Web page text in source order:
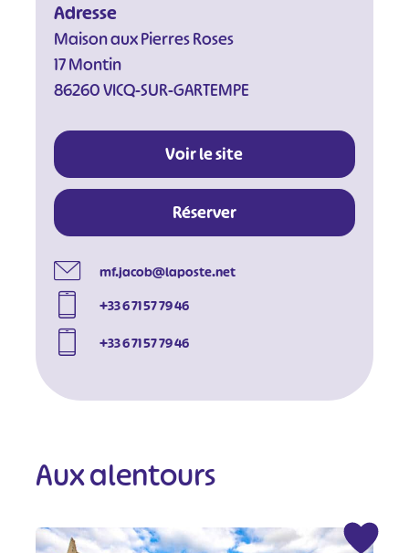
Adresse
Maison aux Pierres Roses
17 Montin
86260 VICQ-SUR-GARTEMPE
Voir le site
Réserver
mf.jacob@laposte.net
+33 6 71 57 79 46
+33 6 71 57 79 46
Aux alentours